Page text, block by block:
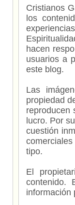
Cristianos
los
hacen
usuarios a
este blog.
Las
propiedad
reproducen
lucro. Por
cuestión
tipo.
El
contenido.
información